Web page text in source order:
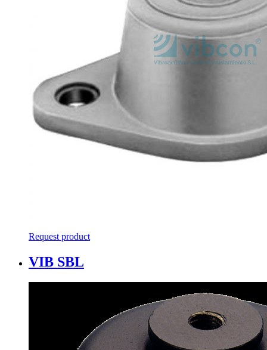
Request product
VIB SBL